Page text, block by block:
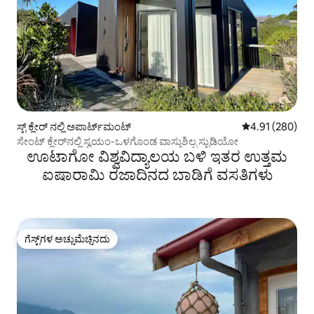
ಸ್ಟ್ ಕ್ಲೇರ್ ನಲ್ಲಿ ಅಪಾರ್ಟ್‌ಮಂಟ್ 5 ರಲ್ಲಿ 4.91
4.91 (280)
ಸೇಂಟ್ ಕ್ಲೇರ್‌ನಲ್ಲಿ ಸ್ವಯಂ-ಒಳಗೊಂಡ ವಾಸ್ತುಶಿಲ್ಪ ಸ್ಟುಡಿಯೋ
ಊಟಾಗೋ ವಿಶ್ವವಿದ್ಯಾಲಯ ಬಳಿ ಇತರ ಉತ್ತಮ
ಐಷಾರಾಮಿ ರಜಾದಿನದ ಬಾಡಿಗೆ ವಸತಿಗಳು
ಗೆಸ್ಟ್‌ಗಳ ಅಚ್ಚುಮೆಚ್ಚಿನದು
ಗೆಸ್ಟ್‌ಗಳ ಅಚ್ಚುಮೆಚ್ಚಿನದು